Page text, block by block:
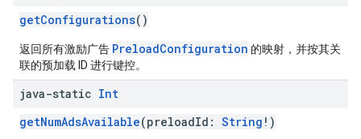
getConfigurations()
返回所有激励广告 PreloadConfiguration 的映射，并按其关
联的预加载 ID 进行键控。
java-static Int
getNumAdsAvailable(preloadId: String !)